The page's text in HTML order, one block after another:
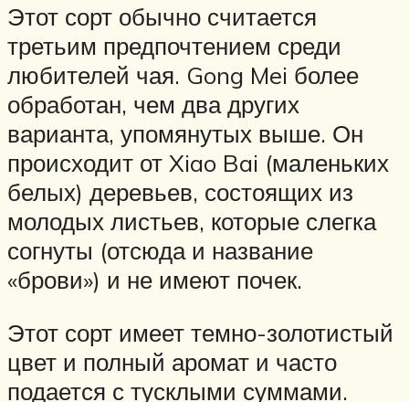
Этот сорт обычно считается
третьим предпочтением среди
любителей чая. Gong Mei более
обработан, чем два других
варианта, упомянутых выше. Он
происходит от Xiao Bai (маленьких
белых) деревьев, состоящих из
молодых листьев, которые слегка
согнуты (отсюда и название
«брови») и не имеют почек.
Этот сорт имеет темно-золотистый
цвет и полный аромат и часто
подается с тусклыми суммами.